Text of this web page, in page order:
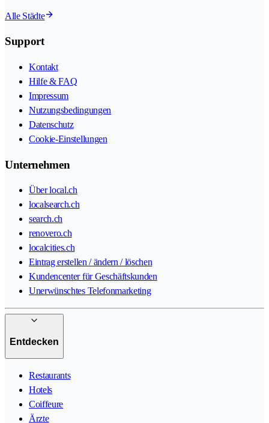
Alle Städte
Support
Kontakt
Hilfe & FAQ
Impressum
Nutzungsbedingungen
Datenschutz
Cookie-Einstellungen
Unternehmen
Über local.ch
localsearch.ch
search.ch
renovero.ch
localcities.ch
Eintrag erstellen / ändern / löschen
Kundencenter für Geschäftskunden
Unerwünschtes Telefonmarketing
Entdecken
Restaurants
Hotels
Coiffeure
Ärzte